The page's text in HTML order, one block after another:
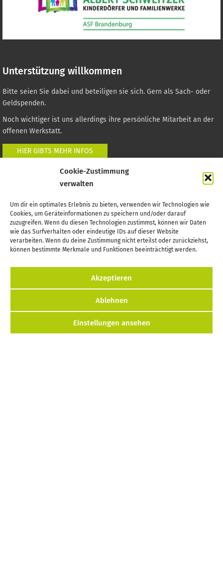
Cookie-Zustimmung
verwalten
Um dir ein optimales Erlebnis zu bieten, verwenden wir Technologien wie
Cookies, um Geräteinformationen zu speichern und/oder darauf
zuzugreifen. Wenn du diesen Technologien zustimmst, können wir Daten
wie das Surfverhalten oder eindeutige IDs auf dieser Website
verarbeiten. Wenn du deine Zustimmung nicht erteilst oder zurückziehst,
können bestimmte Merkmale und Funktionen beeinträchtigt werden.
Akzeptieren
Ablehnen
Einstellungen ansehen
Unterstützung willkommen
Bitte seien Sie dabei und beteiligen sie sich. Gern als Sach- oder
Geldspenden.
Noch wichtiger ist uns allerdings ihre persönliche Mitarbeit an der
offenen Werkstatt.
HIER GIBTS MEHR INFOS
Auf zur Offenen Werkstatt
Die Werkstatt befindet sich in der ehemaligen Post.
(Zugang über den Hof)
Poststraße 1
03130 Spremberg